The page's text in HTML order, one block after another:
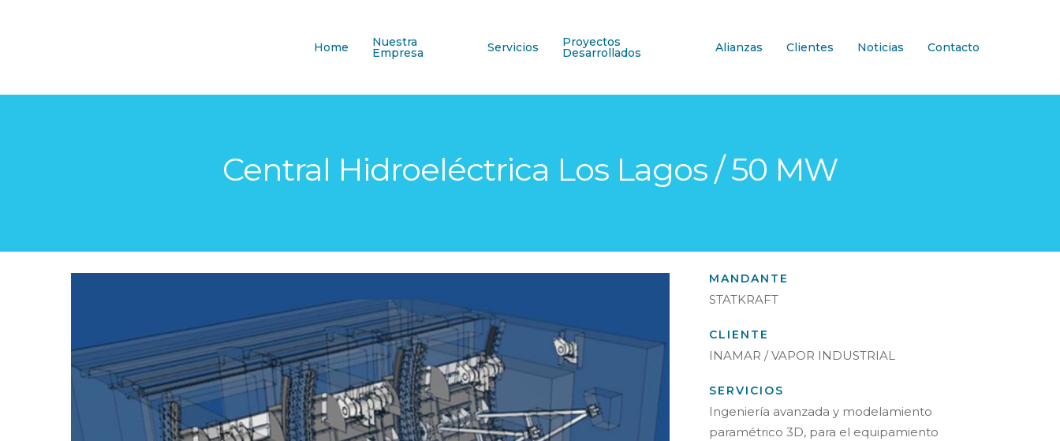
Home Nuestra
Empresa Servicios Proyectos
Desarrollados Alianzas Clientes Noticias Contacto
Central Hidroeléctrica Los Lagos / 50 MW
MANDANTE
STATKRAFT
CLIENTE
INAMAR / VAPOR INDUSTRIAL
SERVICIOS
Ingeniería avanzada y modelamiento
paramétrico 3D, para el equipamiento